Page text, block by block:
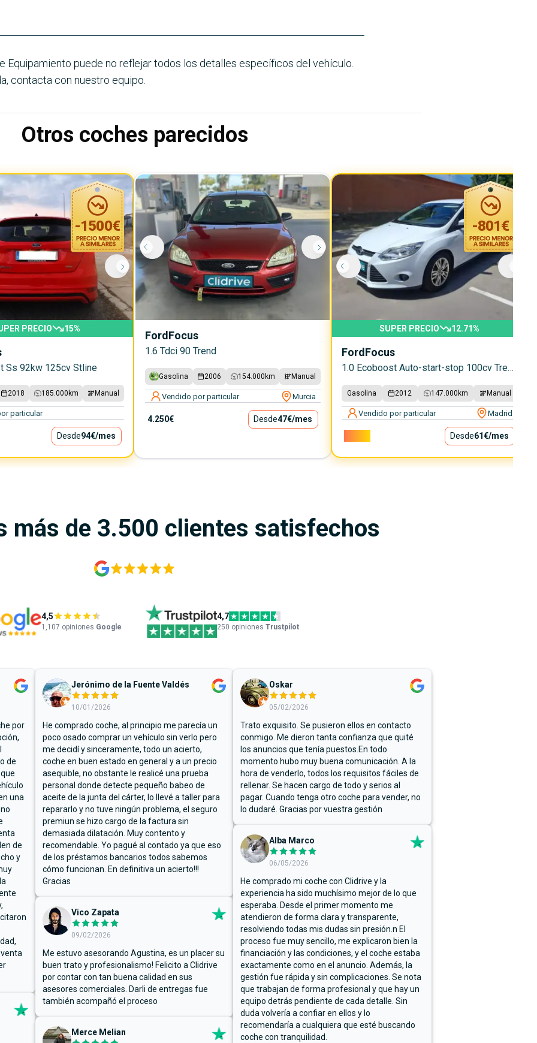
Equipamiento puede no reflejar todos los detalles específicos del vehículo.
contacta con nuestro equipo.
Otros coches parecidos
-1500€
PRECIO 15%
Ss 92kw 125cv Stline
2018 185.000 km Manual
particular
Desde94€/mes
Ford Focus
1.6 Tdci 90 Trend
Gasolina 2006 154.000 km Manual
Vendido por particular Murcia
4.250€ Desde47€/mes
-801€
SUPER PRECIO 12.71%
Ford Focus
1.0 Ecoboost Auto-start-stop 100cv Trend
Gasolina 2012 147.000 km Manual
Vendido por particular Madrid
Desde61€/mes
más de 3.500 clientes satisfechos
4,5
1,107 opiniones Google
4,7
250 opiniones Trustpilot
por
de
una
de
y
Jerónimo de la Fuente Valdés
10/01/2026
He comprado coche, al principio me parecía un
poco osado comprar un vehículo sin verlo pero
me decidí y sinceramente, todo un acierto,
coche en buen estado en general y a un precio
asequible, no obstante le realicé una prueba
personal donde detecte pequeño babeo de
aceite de la junta del cárter, lo llevé a taller para
repararlo y no tuve ningún problema, el seguro
premiun se hizo cargo de la factura sin
demasiada dilatación. Muy contento y
recomendable. Yo pagué al contado ya que eso
de los préstamos bancarios todos sabemos
cómo funcionan. En definitiva un acierto!!!
Gracias
Vico Zapata
09/02/2026
Me estuvo asesorando Agustina, es un placer su
buen trato y profesionalismo! Felicito a Clidrive
por contar con tan buena calidad en sus
asesores comerciales. Darli de entregas fue
también acompañó el proceso
Merce Melian
Oskar
05/02/2026
Trato exquisito. Se pusieron ellos en contacto
conmigo. Me dieron tanta confianza que quité
los anuncios que tenía puestos.En todo
momento hubo muy buena comunicación. A la
hora de venderlo, todos los requisitos fáciles de
rellenar. Se hacen cargo de todo y serios al
pagar. Cuando tenga otro coche para vender, no
lo dudaré. Gracias por vuestra gestión
Alba Marco
06/05/2026
He comprado mi coche con Clidrive y la
experiencia ha sido muchísimo mejor de lo que
esperaba. Desde el primer momento me
atendieron de forma clara y transparente,
resolviendo todas mis dudas sin presión.n El
proceso fue muy sencillo, me explicaron bien la
financiación y las condiciones, y el coche estaba
exactamente como en el anuncio. Además, la
gestión fue rápida y sin complicaciones. Se nota
que trabajan de forma profesional y que hay un
equipo detrás pendiente de cada detalle. Sin
duda volvería a confiar en ellos y lo
recomendaría a cualquiera que esté buscando
coche con tranquilidad.